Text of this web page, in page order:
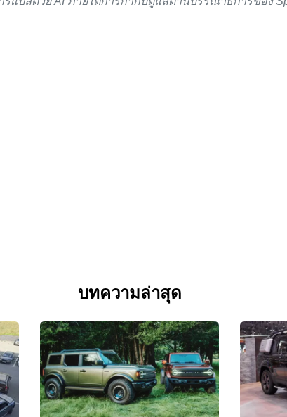
บทความล่าสุด